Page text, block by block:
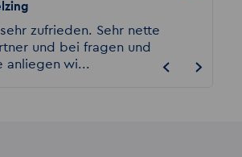
zufrieden. Sehr nette
und bei fragen und
anliegen wi...